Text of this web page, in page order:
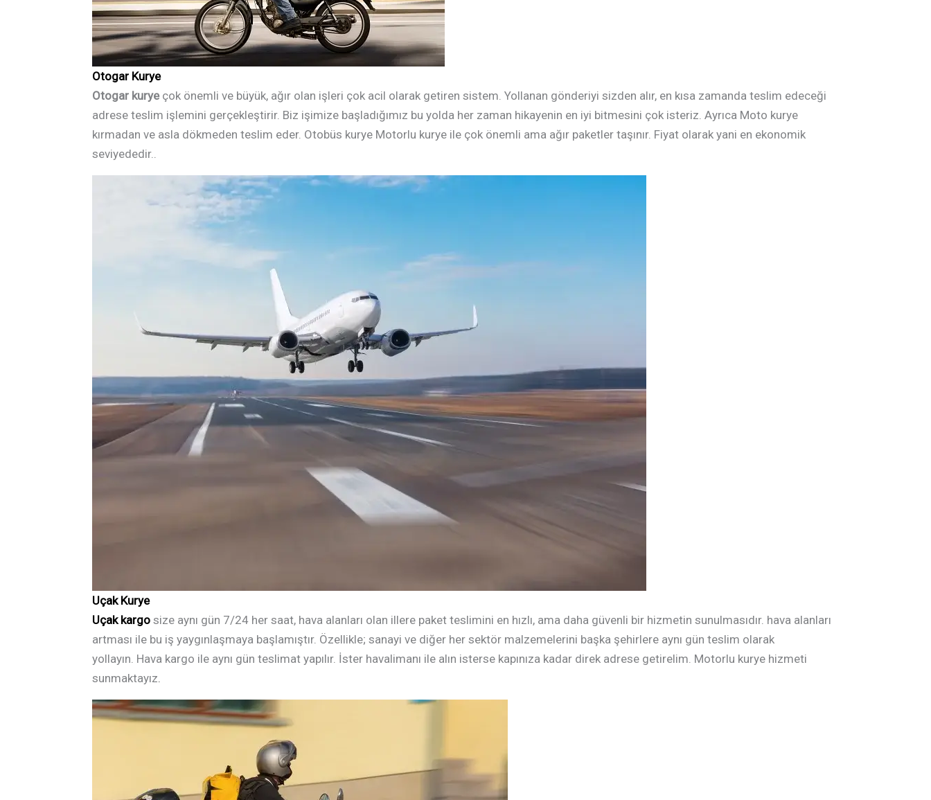
Otogar Kurye
Otogar kuryeçok önemli ve büyük, ağır olan işleri çok acil olarak getiren sistem. Yollanan gönderiyi sizden alır, en kısa zamanda teslim edeceği
adrese teslim işlemini gerçekleştirir. Biz işimize başladığımız bu yolda her zaman hikayenin en iyi bitmesini çok isteriz. Ayrıca Moto kurye
kırmadan ve asla dökmeden teslim eder. Otobüs kurye Motorlu kurye ile çok önemli ama ağır paketler taşınır. Fiyat olarak yani en ekonomik
seviyededir..
Uçak Kurye
Uçak kargo size aynı gün 7/24 her saat, hava alanları olan illere paket teslimini en hızlı, ama daha güvenli bir hizmetin sunulmasıdır. hava alanları
artması ile bu iş yaygınlaşmaya başlamıştır. Özellikle; sanayi ve diğer her sektör malzemelerini başka şehirlere aynı gün teslim olarak
yollayın. Hava kargo ile aynı gün teslimat yapılır. İster havalimanı ile alın isterse kapınıza kadar direk adrese getirelim. Motorlu kurye hizmeti
sunmaktayız.